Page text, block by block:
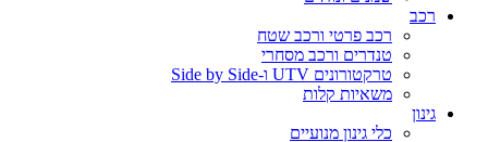
רכב
רכב פרטי ורכב שטח
טנדרים ורכב מסחרי
טרקטורונים UTV ו-Side by Side
משאיות קלות
גינון
כלי גינון מנועיים